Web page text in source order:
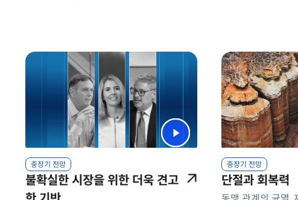
중장기 전망
불확실한 시장을 위한 더욱 견고
중장기 전망
단절과 회복력